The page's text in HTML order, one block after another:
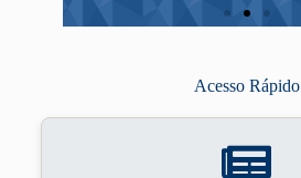
Clique AquiAcesso Rápido